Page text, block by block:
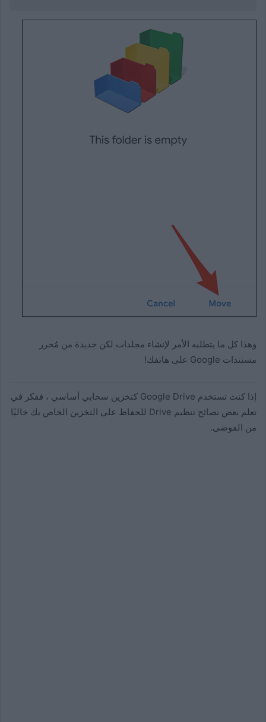
وهذا كل ما يتطلبه الأمر لإنشاء مجلدات لكن جديدة من مُحرر
مستندات Google على هاتفك!
إذا كنت تستخدم Google Drive كتخزين سحابي أساسي ، ففكر في
تعلم بعض نصائح تنظيم Drive للحفاظ على التخزين الخاص بك خاليًا
من الفوضى.